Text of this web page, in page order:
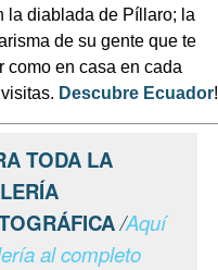
la diablada de Píllaro; la
de su gente que te
como en casa en cada
Descubre Ecuador!
TODA LA
/Aquí
al completo